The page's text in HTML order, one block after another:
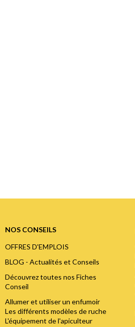
NOS CONSEILS
OFFRES D'EMPLOIS
BLOG - Actualités et Conseils
Découvrez toutes nos Fiches
Conseil
Allumer et utiliser un enfumoir
Les différents modèles de ruche
L'équipement de l'apiculteur